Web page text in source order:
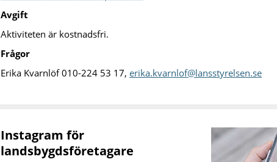
Avgift
Aktiviteten är kostnadsfri.
Frågor
Erika Kvarnlöf 010-224 53 17, erika.kvarnlof@lansstyrelsen.se
Instagram för
landsbygdsföretagare